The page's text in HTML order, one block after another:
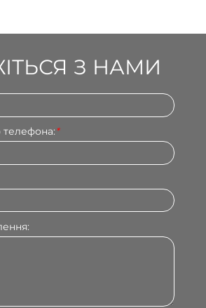
З НАМИ
*